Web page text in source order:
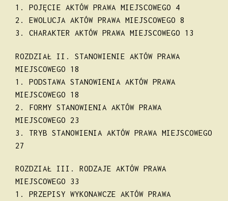
1. POJĘCIE AKTÓW PRAWA MIEJSCOWEGO 4
2. EWOLUCJA AKTÓW PRAWA MIEJSCOWEGO 8
3. CHARAKTER AKTÓW PRAWA MIEJSCOWEGO 13
ROZDZIAŁ II. STANOWIENIE AKTÓW PRAWA
MIEJSCOWEGO 18
1. PODSTAWA STANOWIENIA AKTÓW PRAWA
MIEJSCOWEGO 18
2. FORMY STANOWIENIA AKTÓW PRAWA
MIEJSCOWEGO 23
3. TRYB STANOWIENIA AKTÓW PRAWA MIEJSCOWEGO
27
ROZDZIAŁ III. RODZAJE AKTÓW PRAWA
MIEJSCOWEGO 33
1. PRZEPISY WYKONAWCZE AKTÓW PRAWA